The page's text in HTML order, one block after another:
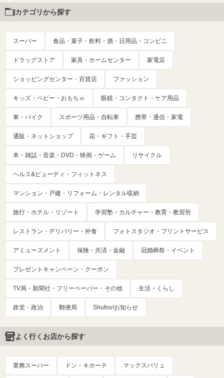
カテゴリから探す
スーパー 食品・菓子・飲料・酒・日用品・コンビニ
ドラッグストア 家具・ホームセンター 家電店
ショッピングセンター・百貨店 ファッション
キッズ・ベビー・おもちゃ 眼鏡・コンタクト・ケア用品
車・バイク スポーツ用品・自転車 携帯・通信・家電
通販・ネットショップ 花・ギフト・手芸
本・雑誌・音楽・DVD・映画・ゲーム リサイクル
ヘルス&ビューティ・フィットネス
マンション・戸建・リフォーム・レンタル収納
旅行・ホテル・リゾート 学習塾・カルチャー・教育・教習所
レストラン・デリバリー・外食 フォトスタジオ・プリントサービス
アミューズメント 保険・共済・金融 冠婚葬祭・イベント
プレゼントキャンペーン・クーポン
TV局・新聞社・フリーペーパー・その他 生活・くらし
政党・政治 郵便局 Shufoo!お知らせ
よく行くお店から探す
業務スーパー ドン・キホーテ マックスバリュ